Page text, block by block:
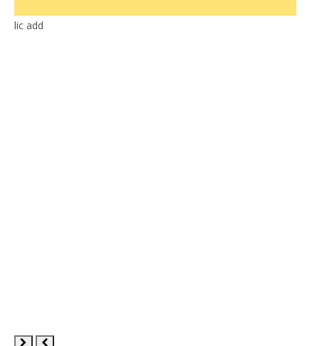
lic add